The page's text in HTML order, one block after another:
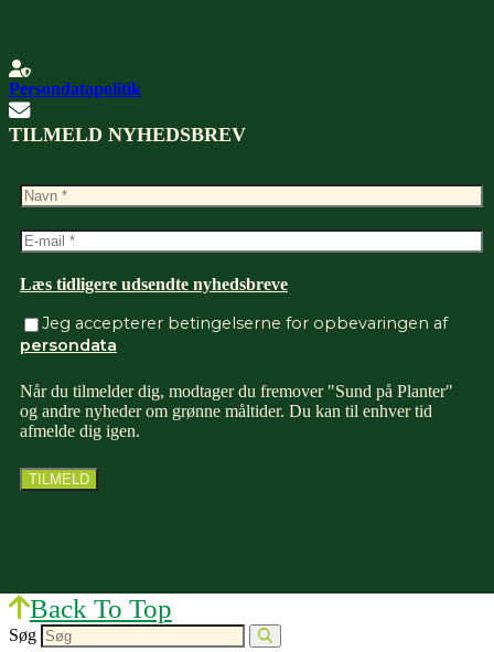
Persondatapolitik
TILMELD NYHEDSBREV
Læs tidligere udsendte nyhedsbreve
Jeg accepterer betingelserne for opbevaringen af
persondata
Når du tilmelder dig, modtager du fremover "Sund på Planter"
og andre nyheder om grønne måltider. Du kan til enhver tid
afmelde dig igen.
Back To Top
Søg